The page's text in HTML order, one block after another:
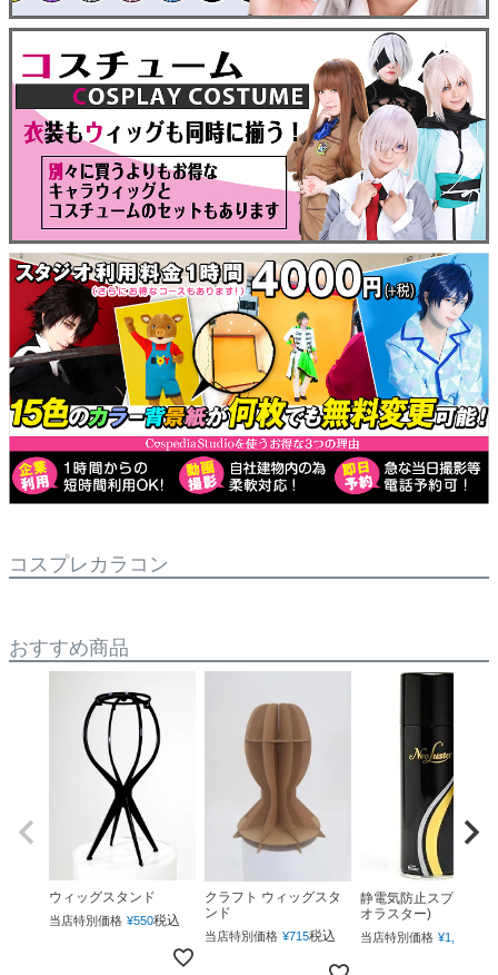
コスプレカラコン
おすすめ商品
ウィッグスタンド
当店特別価格 ¥550税込
クラフト ウィッグスタ
ンド
当店特別価格 ¥715税込
静電気防止スプレー(ネ
オラスター)
当店特別価格 ¥1,760